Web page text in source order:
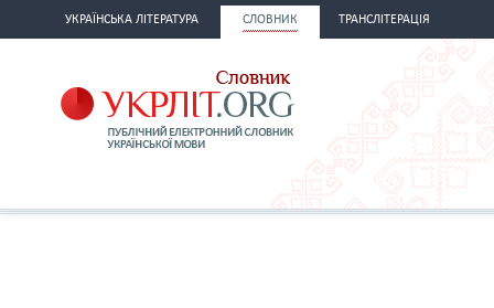
УКРАЇНСЬКА ЛІТЕРАТУРА СЛОВНИК ТРАНСЛІТЕРАЦІЯ